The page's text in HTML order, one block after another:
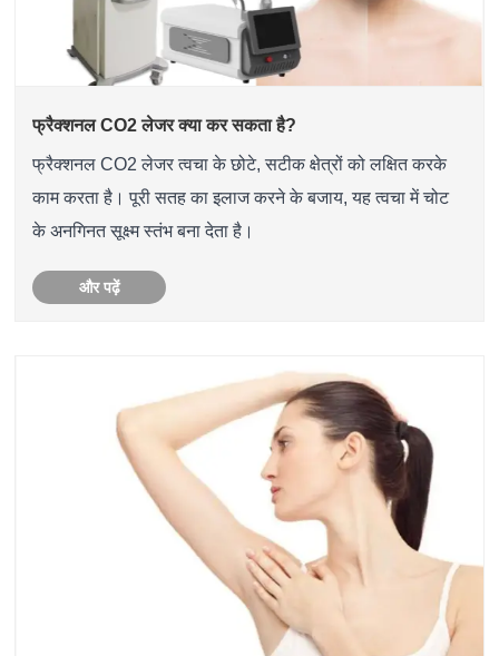
फ्रैक्शनल CO2 लेजर क्या कर सकता है?
फ्रैक्शनल CO2 लेजर त्वचा के छोटे, सटीक क्षेत्रों को लक्षित करके
काम करता है। पूरी सतह का इलाज करने के बजाय, यह त्वचा में चोट
के अनगिनत सूक्ष्म स्तंभ बना देता है।
और पढ़ें